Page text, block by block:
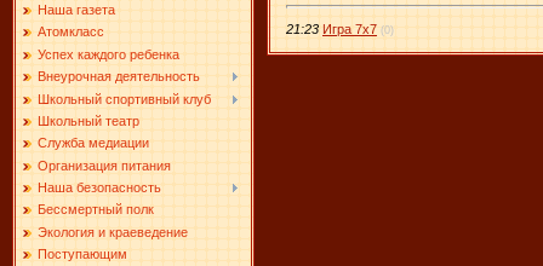
Наша газета
Атомкласс
Успех каждого ребенка
Внеурочная деятельность
Школьный спортивный клуб
Школьный театр
Служба медиации
Организация питания
Наша безопасность
Бессмертный полк
Экология и краеведение
Поступающим
21:23 Игра 7х7 (0)